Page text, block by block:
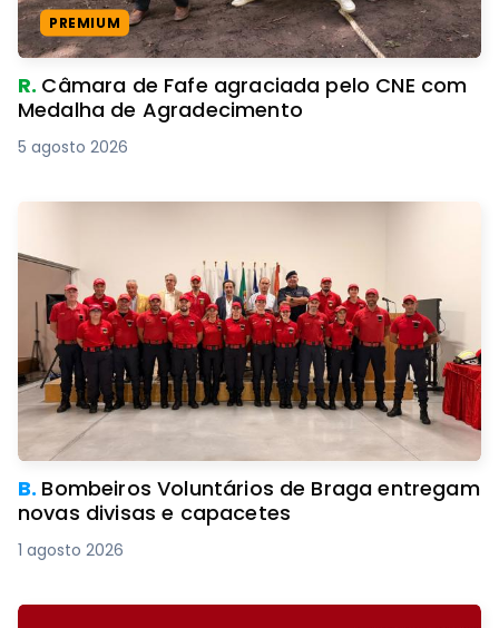
PREMIUM
R. Câmara de Fafe agraciada pelo CNE com
Medalha de Agradecimento
5 agosto 2026
B. Bombeiros Voluntários de Braga entregam
novas divisas e capacetes
1 agosto 2026